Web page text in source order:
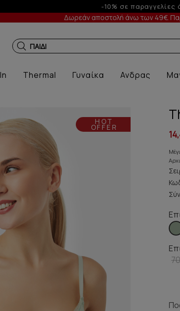
Έως 3 άτοκες δόσεις με
Δωρεάν αποστολή άνω των 49€.
ΠΑΙΔΙΚΑ ΕΣΩΡΟΥΧ
Thermal Γυναίκα Ανδρας
HOT
OFFER